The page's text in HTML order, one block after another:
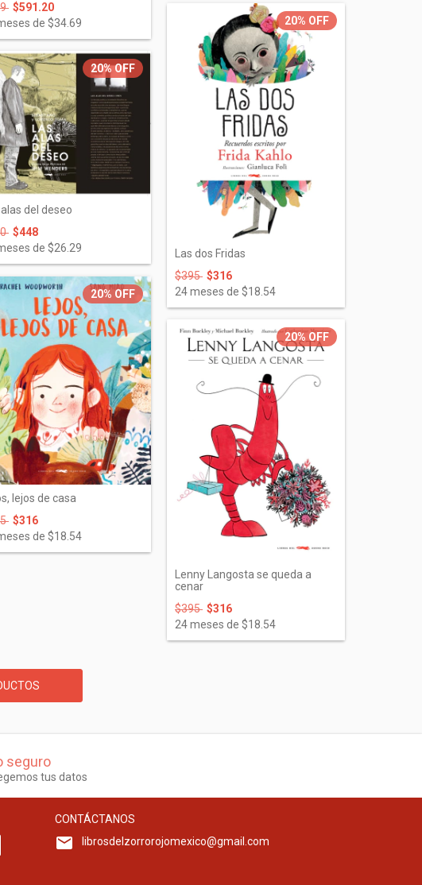
$591.20
de $34.69
20%OFF
alas del deseo
$448
de $26.29
20% OFF
Las dos Fridas
$395 $316
24meses de $18.54
20% OFF
lejos de casa
$316
de $18.54
20% OFF
Lenny Langosta se queda a
cenar
$395 $316
24meses de $18.54
seguro
tus datos
CONTÁCTANOS
librosdelzorrorojomexico@gmail.com